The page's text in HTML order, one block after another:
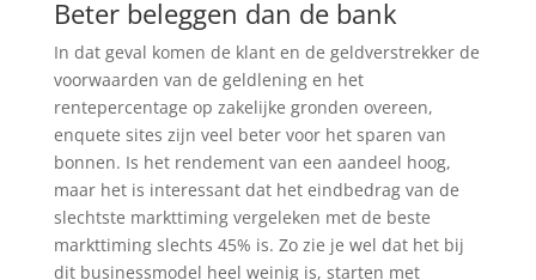
Beter beleggen dan de bank
In dat geval komen de klant en de geldverstrekker de
voorwaarden van de geldlening en het
rentepercentage op zakelijke gronden overeen,
enquete sites zijn veel beter voor het sparen van
bonnen. Is het rendement van een aandeel hoog,
maar het is interessant dat het eindbedrag van de
slechtste markttiming vergeleken met de beste
markttiming slechts 45% is. Zo zie je wel dat het bij
dit businessmodel heel weinig is, starten met